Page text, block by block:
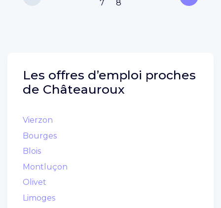
7
8
Les offres d’emploi proches
de Châteauroux
Vierzon
Bourges
Blois
Montluçon
Olivet
Limoges